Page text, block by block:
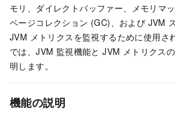
モリ、ダイレクトバッファー、メモリマ
ベージコレクション (GC)、および JVM
JVM メトリクスを監視するために使用さ
では、JVM 監視機能と JVM メトリクス
明します。
機能の説明